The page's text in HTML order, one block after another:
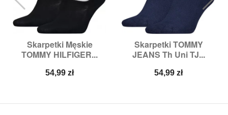
Skarpetki Męskie
TOMMY HILFIGER...
Cena
54,99 zł
Skarpetki TOMMY
JEANS Th Uni TJ...
Cena
54,99 zł